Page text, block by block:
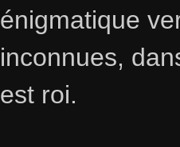
énigmatique
inconnues,
est roi.